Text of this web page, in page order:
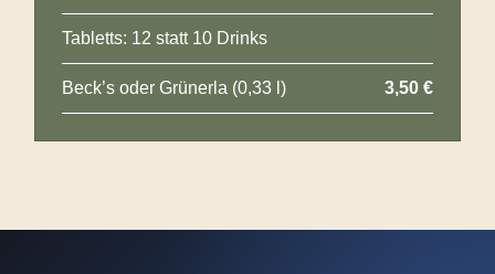
Tabletts: 12 statt 10 Drinks
Beck’s oder Grünerla (0,33 l) 3,50 €